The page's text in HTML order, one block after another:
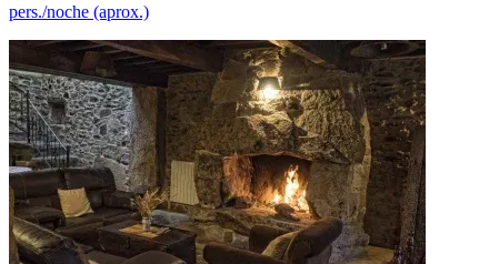
pers./noche (aprox.)